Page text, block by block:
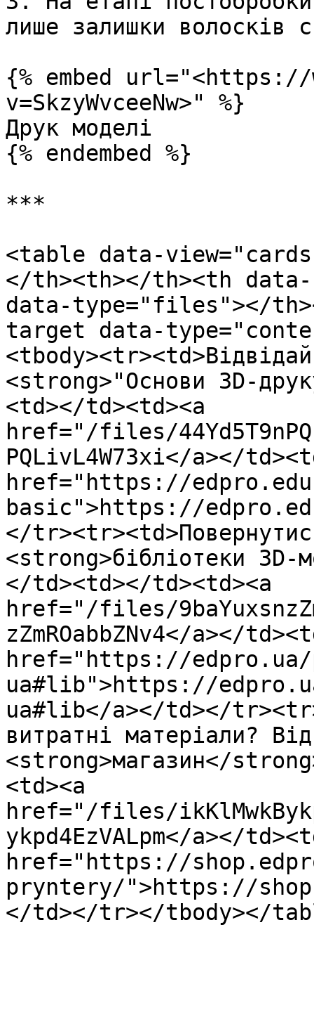
лише залишки волосків
{% embed url="<https://
v=SkzyWvceeNw>" %}
Друк моделі
{% endembed %}
***
<table data-
</th><th></th><th
data-type="files"></
target data-
<strong>"Основи 3D-
<td></td><td><a
href="/files/
PQLivL4W73xi</a></
href="https://
basic">https://
</
<strong>бібліотеки
</td><td></td><td><a
href="/files/
zZmROabbZNv4</a></
href="https://
ua#lib">https://
ua#lib</a></td></
витратні матеріали?
<strong>магазин</
<td><a
href="/files/
ykpd4EzVALpm</a></
href="https://
pryntery/">https://